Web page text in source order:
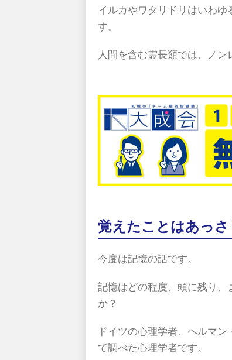
イルカやワタリドリはいわゆ
す。
人間を含む霊長類では、ノン
覚えたことはあっさ
今度は記憶の話です。
記憶はどの程度、頭に残り、
か？
ドイツの心理学者、ヘルマ
て調べた心理学者です。